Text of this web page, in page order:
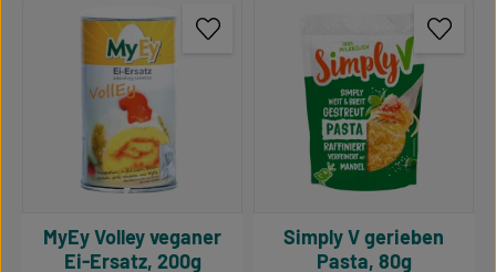
MyEy Volley veganer
Ei-Ersatz, 200g
Simply V gerieben
Pasta, 80g